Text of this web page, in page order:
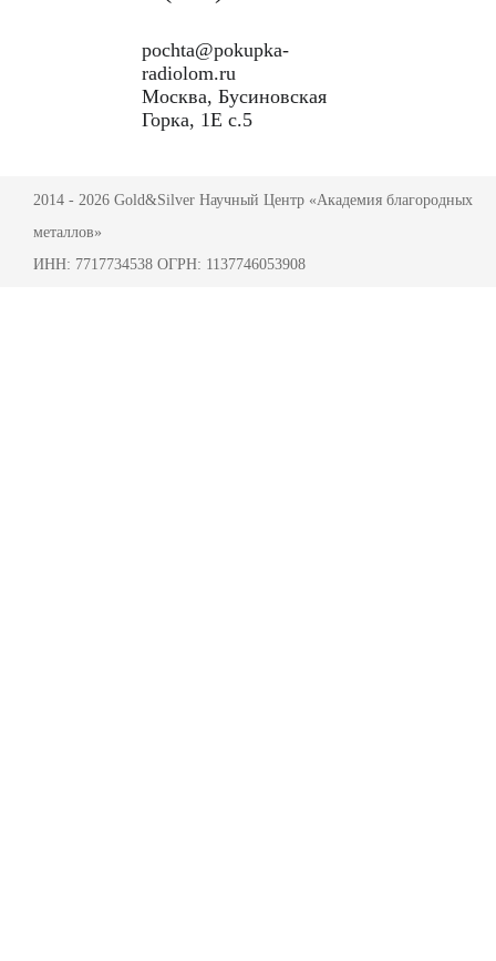
pochta@pokupka-
radiolom.ru
Москва, Бусиновская
Горка, 1Е с.5
2014 - 2026 Gold&Silver Научный Центр «Академия благородных
металлов»
ИНН: 7717734538 ОГРН: 1137746053908